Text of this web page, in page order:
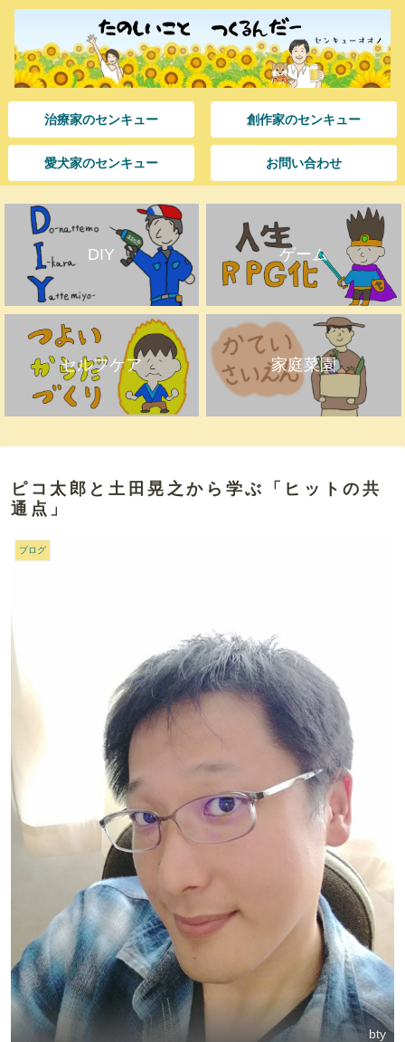
治療家のセンキュー 創作家のセンキュー
愛犬家のセンキュー お問い合わせ
DIY ゲーム
セルフケア 家庭菜園
ピコ太郎と土田晃之から学ぶ「ヒットの共
通点」
ブログ
bty